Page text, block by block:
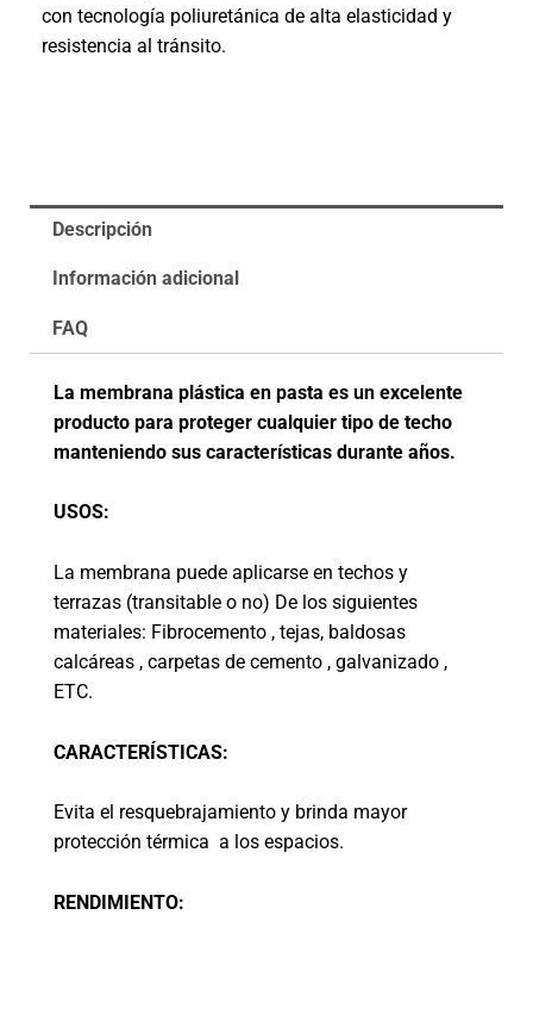
con tecnología poliuretánica de alta elasticidad y
resistencia al tránsito.
Descripción
Información adicional
FAQ
La membrana plástica en pasta es un excelente
producto para proteger cualquier tipo de techo
manteniendo sus características durante años.
USOS:
La membrana puede aplicarse en techos y
terrazas (transitable o no) De los siguientes
materiales: Fibrocemento , tejas, baldosas
calcáreas , carpetas de cemento , galvanizado ,
ETC.
CARACTERÍSTICAS:
Evita el resquebrajamiento y brinda mayor
protección térmica a los espacios.
RENDIMIENTO: